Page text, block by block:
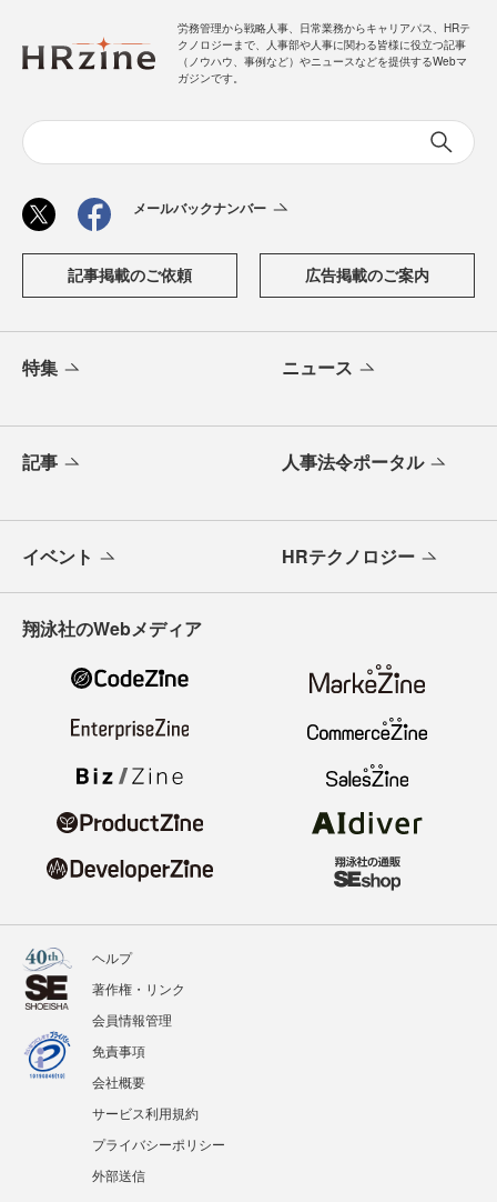
労務管理から戦略人事、日常業務からキャリアパス、HRテ
クノロジーまで、人事部や人事に関わる皆様に役立つ記事
（ノウハウ、事例など）やニュースなどを提供するWebマ
ガジンです。
メールバックナンバー
記事掲載のご依頼 広告掲載のご案内
特集 ニュース
記事 人事法令ポータル
イベント HRテクノロジー
翔泳社のWebメディア
ヘルプ
著作権・リンク
会員情報管理
免責事項
会社概要
サービス利用規約
プライバシーポリシー
外部送信